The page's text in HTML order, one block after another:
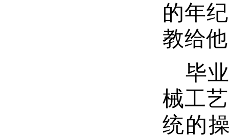
的年
教给
毕
械工
统的